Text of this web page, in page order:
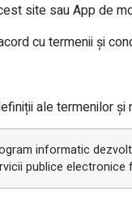
site sau App de
cu termenii şi
ale termenilor
informatic
publice electronice